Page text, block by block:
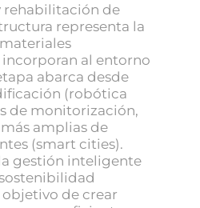
rehabilitación de
representa la
al entorno
abarca desde
(robótica
de monitorización,
amplias de
(smart cities).
gestión inteligente
de crear